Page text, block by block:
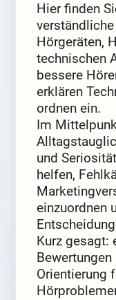
Hier finden
Hörgeräten,
technischen
bessere
erklären
ordnen ein.
Im
und
helfen,
einzuordnen
Kurz gesagt:
Orientierung